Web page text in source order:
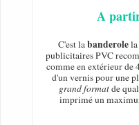
A
C'est labanderole
publicitaires PVC
comme en extérieur de
d'un vernis pour une
grand formatde
imprimé un